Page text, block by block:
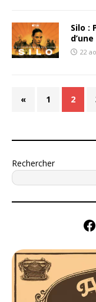
Silo :
22
« 1 2
Rechercher